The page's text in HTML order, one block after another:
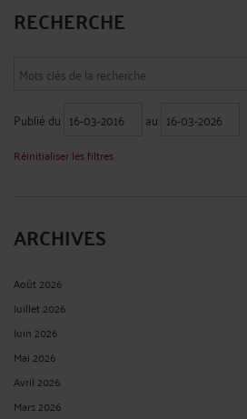
RECHERCHE
Publié du au
Réinitialiser les filtres
ARCHIVES
Août 2026
Juillet 2026
Juin 2026
Mai 2026
Avril 2026
Mars 2026